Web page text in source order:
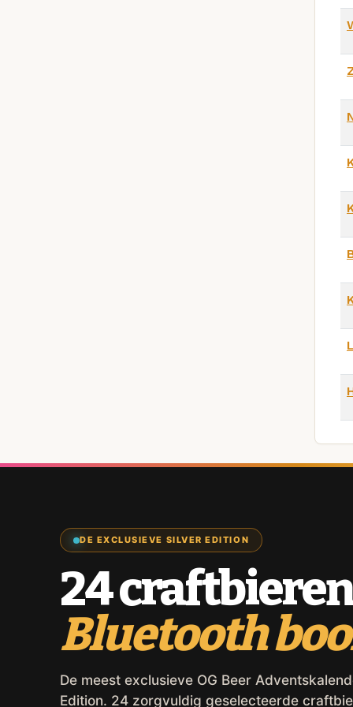
DE EXCLUSIEVE SILVER EDITION
24
Bluetooth
De meest exclusieve OG Beer
Edition. 24 zorgvuldig geselecteerde